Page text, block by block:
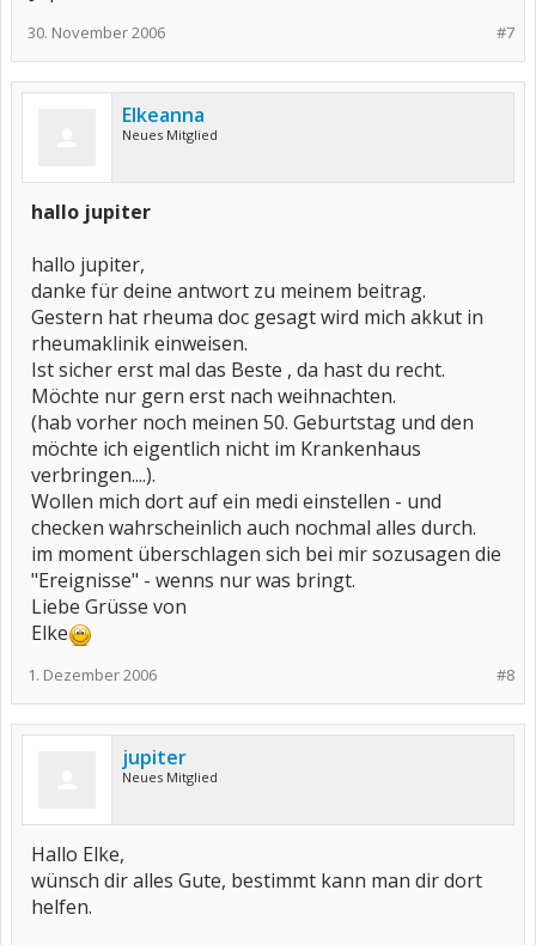
#7
30. November 2006
Elkeanna
Neues Mitglied
hallo jupiter
hallo jupiter,
danke für deine antwort zu meinem beitrag.
Gestern hat rheuma doc gesagt wird mich akkut in
rheumaklinik einweisen.
Ist sicher erst mal das Beste , da hast du recht.
Möchte nur gern erst nach weihnachten.
(hab vorher noch meinen 50. Geburtstag und den
möchte ich eigentlich nicht im Krankenhaus
verbringen....).
Wollen mich dort auf ein medi einstellen - und
checken wahrscheinlich auch nochmal alles durch.
im moment überschlagen sich bei mir sozusagen die
"Ereignisse" - wenns nur was bringt.
Liebe Grüsse von
Elke
#8
1. Dezember 2006
jupiter
Neues Mitglied
Hallo Elke,
wünsch dir alles Gute, bestimmt kann man dir dort
helfen.